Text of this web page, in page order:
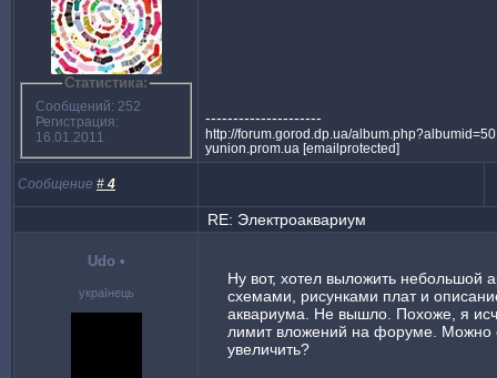
Статистика:
Сообщений: 252
Регистрация:
16.01.2011
---------------------
http://forum.gorod.dp.ua/
yunion.prom.ua [emailprotected]
Сообщение # 4
RE: Электроаквариум
Udo •
українець
Ну вот, хотел выложить небольшой
схемами, рисунками плат и
аквариума. Не вышло. Похоже, я
лимит вложений на форуме. Можно
увеличить?